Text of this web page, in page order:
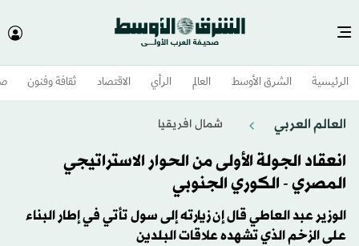
الرئيسية الشرق الأوسط​ العالم الرأي الاقتصاد ثقافة وفنون
العالم العربي شمال افريقيا
انعقاد الجولة الأولى من الحوار الاستراتيجي
المصري - الكوري الجنوبي
الوزير عبد العاطي قال إن زيارته إلى سول تأتي في إطار البناء
على الزخم الذي تشهده علاقات البلدين